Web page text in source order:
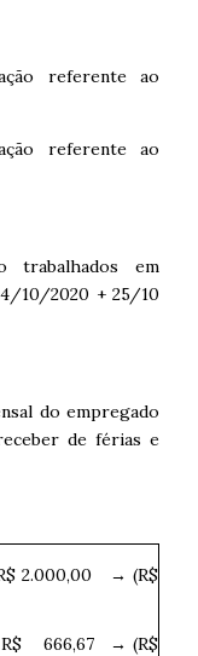
referente ao
referente ao
trabalhados em
10/2020 + 25/10
do empregado
de férias e
2.000,00 → (R$
666,67 → (R$